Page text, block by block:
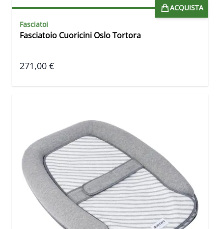
ACQUISTA
Fasciatoi
Fasciatoio Cuoricini Oslo Tortora
271,00 €